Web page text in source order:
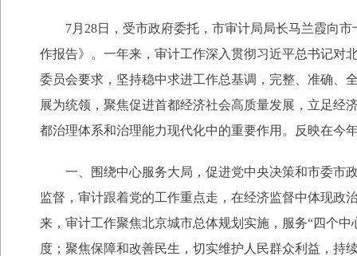
7月28日，受市政府委托，市审计局局长马兰霞向
作报告》。一年来，审计工作深入贯彻习近平总书记对
委员会要求，坚持稳中求进工作总基调，完整、准确、
展为统领，聚焦促进首都经济社会高质量发展，立足经
都治理体系和治理能力现代化中的重要作用。反映在今
一、围绕中心服务大局，促进党中央决策和市委市
监督，审计跟着党的工作重点走，在经济监督中体现政
来，审计工作聚焦北京城市总体规划实施，服务“四个
度；聚焦保障和改善民生，切实维护人民群众利益，持